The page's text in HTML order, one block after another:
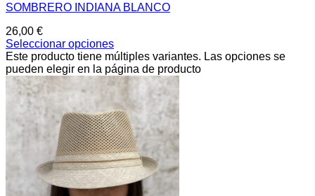
SOMBRERO INDIANA BLANCO
26,00 €
Seleccionar opciones
Este producto tiene múltiples variantes. Las opciones se
pueden elegir en la página de producto